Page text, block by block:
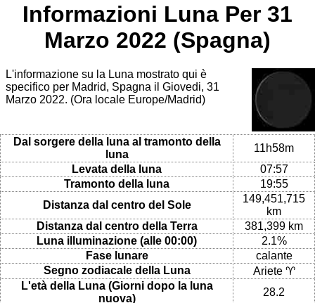
Informazioni Luna Per 31
Marzo 2022 (Spagna)
L'informazione su la Luna mostrato qui è
specifico per Madrid, Spagna il Giovedi, 31
Marzo 2022. (Ora locale Europe/Madrid)
Dal sorgere della luna al tramonto della
luna
11h58m
Levata della luna
07:57
Tramonto della luna
19:55
Distanza dal centro del Sole
149,451,715
km
Distanza dal centro della Terra
381,399 km
Luna illuminazione (alle 00:00)
2.1%
Fase lunare
calante
Segno zodiacale della Luna
Ariete ♈
L'età della Luna (Giorni dopo la luna
nuova)
28.2